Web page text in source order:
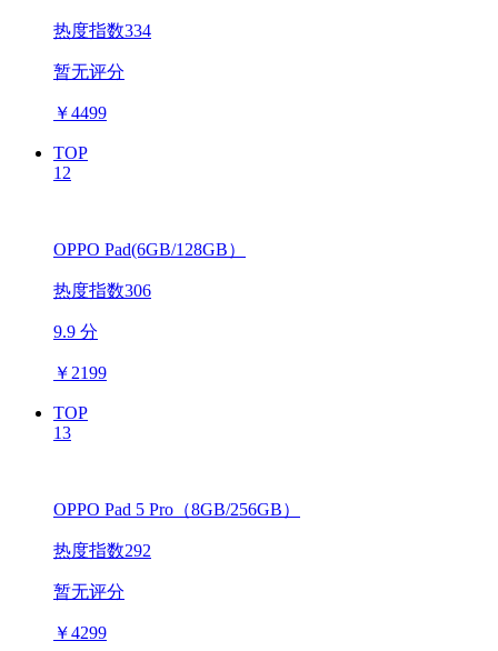
热度指数334
暂无评分
￥4499
TOP
12
OPPO Pad(6GB/128GB）
热度指数306
9.9 分
￥ 2199
TOP
13
OPPO Pad 5 Pro（8GB/256GB）
热度指数292
暂无评分
￥4299